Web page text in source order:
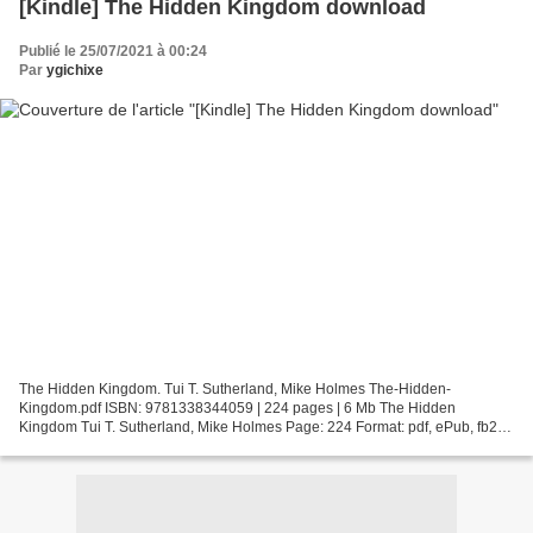
[Kindle] The Hidden Kingdom download
Publié le 25/07/2021 à 00:24
Par ygichixe
The Hidden Kingdom. Tui T. Sutherland, Mike Holmes The-Hidden-
Kingdom.pdf ISBN: 9781338344059 | 224 pages | 6 Mb The Hidden
Kingdom Tui T. Sutherland, Mike Holmes Page: 224 Format: pdf, ePub, fb2,